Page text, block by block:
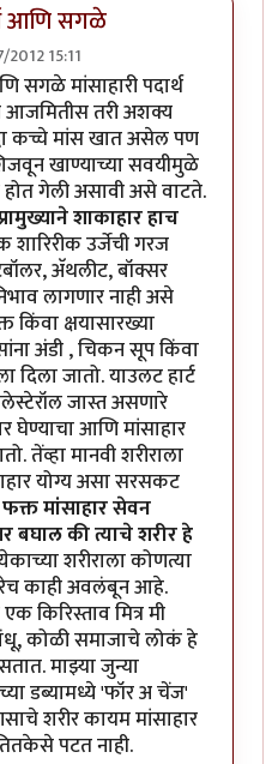
आणि सगळे
15:11
सगळे मांसाहारी पदार्थ
आजमितीस तरी अशक्य
कच्चे मांस खात असेल पण
शिजवून खाण्याच्या सवयीमुळे
गेली असावी असे वाटते.
शाकाहार हाच
शारिरीक उर्जेची गरज
अ‍ॅथलीट, बॉक्सर
लागणार नाही असे
क्षयासारख्या
अंडी , चिकन सूप किंवा
जातो. याउलट हार्ट
जास्त असणारे
घेण्याचा आणि मांसाहार
तेंव्हा मानवी शरीराला
योग्य असा सरसकट
फक्त मांसाहार सेवन
बघाल की त्याचे शरीर हे
शरीराला कोणत्या
काही अवलंबून आहे.
किरिस्ताव मित्र मी
कोळी समाजाचे लोकं हे
माझ्या जुन्या
डब्यामध्ये 'फॉर अ चेंज'
शरीर कायम मांसाहार
पटत नाही.